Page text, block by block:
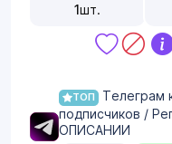
1шт.
ТОП
Телеграм
подписчиков /
ОПИСАНИИ